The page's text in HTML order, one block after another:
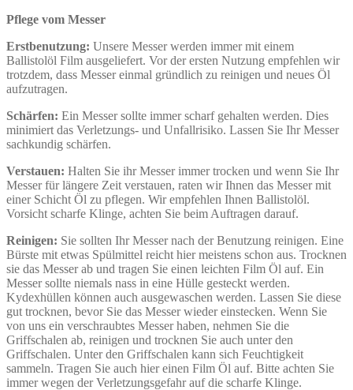
Pflege vom Messer
Erstbenutzung: Unsere Messer werden immer mit einem
Ballistolöl Film ausgeliefert. Vor der ersten Nutzung empfehlen wir
trotzdem, dass Messer einmal gründlich zu reinigen und neues Öl
aufzutragen.
Schärfen: Ein Messer sollte immer scharf gehalten werden. Dies
minimiert das Verletzungs- und Unfallrisiko. Lassen Sie Ihr Messer
sachkundig schärfen.
Verstauen: Halten Sie ihr Messer immer trocken und wenn Sie Ihr
Messer für längere Zeit verstauen, raten wir Ihnen das Messer mit
einer Schicht Öl zu pflegen. Wir empfehlen Ihnen Ballistolöl.
Vorsicht scharfe Klinge, achten Sie beim Auftragen darauf.
Reinigen: Sie sollten Ihr Messer nach der Benutzung reinigen. Eine
Bürste mit etwas Spülmittel reicht hier meistens schon aus. Trocknen
sie das Messer ab und tragen Sie einen leichten Film Öl auf. Ein
Messer sollte niemals nass in eine Hülle gesteckt werden.
Kydexhüllen können auch ausgewaschen werden. Lassen Sie diese
gut trocknen, bevor Sie das Messer wieder einstecken. Wenn Sie
von uns ein verschraubtes Messer haben, nehmen Sie die
Griffschalen ab, reinigen und trocknen Sie auch unter den
Griffschalen. Unter den Griffschalen kann sich Feuchtigkeit
sammeln. Tragen Sie auch hier einen Film Öl auf. Bitte achten Sie
immer wegen der Verletzungsgefahr auf die scharfe Klinge.